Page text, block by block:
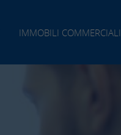
IMMOBILI COMMERCIALI